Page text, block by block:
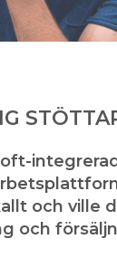
och ville
och